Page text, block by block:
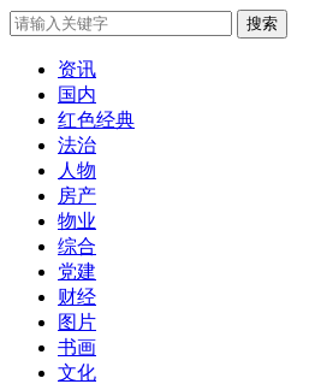
搜索
资讯
国内
红色经典
法治
人物
房产
物业
综合
党建
财经
图片
书画
文化